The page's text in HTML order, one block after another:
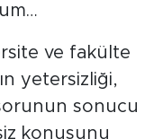
ve fakülte
yetersizliği,
sorunun sonucu
konusunu